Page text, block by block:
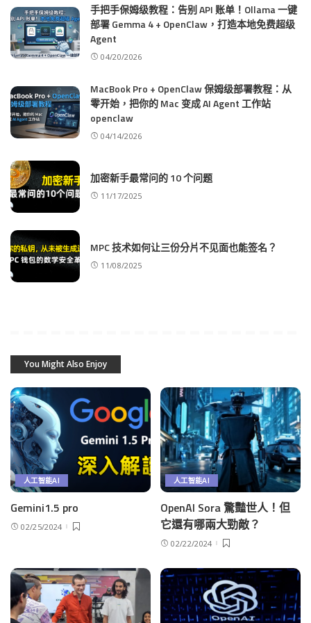
手把手保姆级教程：告别 API 账单！Ollama 一键
部署 Gemma 4 + OpenClaw，打造本地免费超级
Agent
04/20/2026
MacBook Pro + OpenClaw 保姆级部署教程：从
零开始，把你的 Mac 变成 AI Agent 工作站
openclaw
04/14/2026
加密新手最常问的 10 个问题
11/17/2025
MPC 技术如何让三份分片不见面也能签名？
11/08/2025
You Might Also Enjoy
人工智能AI
Gemini1.5 pro
02/25/2024
人工智能AI
OpenAI Sora 驚豔世人！但
它還有哪兩大勁敵？
02/22/2024